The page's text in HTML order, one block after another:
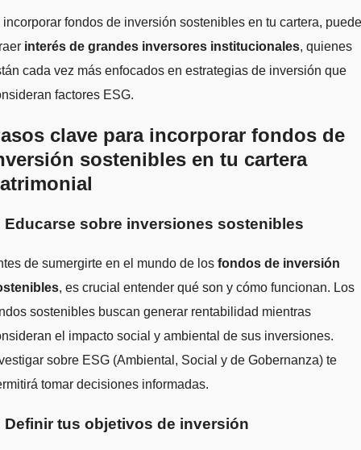
incorporar fondos de inversión sostenibles en tu cartera,
interés de grandes inversores institucionales, quienes
cada vez más enfocados en estrategias de inversión que
factores ESG.
clave para incorporar fondos de
sostenibles en tu cartera
Educarse sobre inversiones sostenibles
de sumergirte en el mundo de los fondos de inversión
, es crucial entender qué son y cómo funcionan. Los
sostenibles buscan generar rentabilidad mientras
el impacto social y ambiental de sus inversiones.
sobre ESG (Ambiental, Social y de Gobernanza) te
tomar decisiones informadas.
Definir tus objetivos de inversión